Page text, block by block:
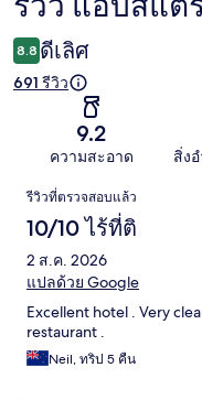
รีวิว
8.8 ดีเลิศ
691 รีวิว
9.2
ความสะอาด สิ่ง
รีวิว
รีวิวที่ตรวจสอบแล้ว
10/10 ไร้ที่ติ
2 ส.ค. 2026
แปลด้วย Google
Excellent hotel . Very
restaurant .
Neil, ทริป 5 คืน